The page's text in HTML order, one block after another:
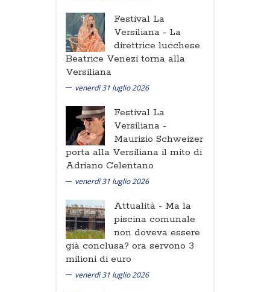
Festival La
Versiliana - La
direttrice lucchese
Beatrice Venezi torna alla
Versiliana
venerdì 31 luglio 2026
Festival La
Versiliana -
Maurizio Schweizer
porta alla Versiliana il mito di
Adriano Celentano
venerdì 31 luglio 2026
Attualità - Ma la
piscina comunale
non doveva essere
già conclusa? ora servono 3
milioni di euro
venerdì 31 luglio 2026